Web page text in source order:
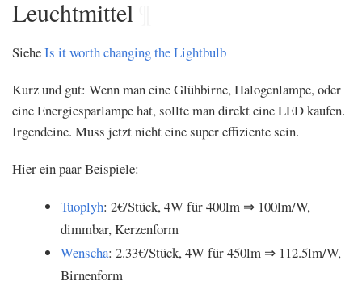
Leuchtmittel
SieheIs it worth changing the Lightbulb
Kurz und gut: Wenn man eine Glühbirne, Halogenlampe, oder
eine Energiesparlampe hat, sollte man direkt eine LED kaufen.
Irgendeine. Muss jetzt nicht eine super effiziente sein.
Hier ein paar Beispiele:
Tuoplyh: 2€/Stück, 4W für 400lm ⇒ 100lm/W,
dimmbar, Kerzenform
Wenscha: 2.33€/Stück, 4W für 450lm ⇒ 112.5lm/W,
Birnenform